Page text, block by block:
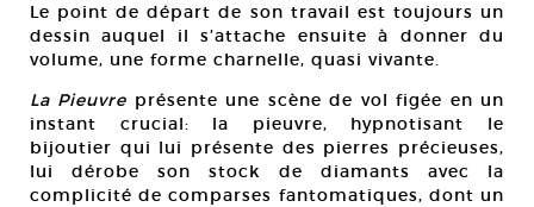
Le point de départ de son travail est toujours un
dessin auquel il s’attache ensuite à donner du
volume, une forme charnelle, quasi vivante.
La Pieuvre présente une scène de vol figée en un
instant crucial: la pieuvre, hypnotisant le
bijoutier qui lui présente des pierres précieuses,
lui dérobe son stock de diamants avec la
complicité de comparses fantomatiques, dont un